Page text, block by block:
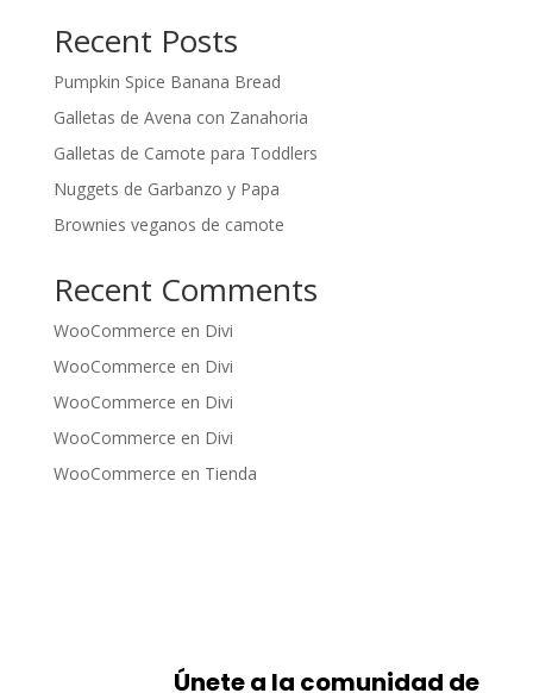
Recent Posts
Pumpkin Spice Banana Bread
Galletas de Avena con Zanahoria
Galletas de Camote para Toddlers
Nuggets de Garbanzo y Papa
Brownies veganos de camote
Recent Comments
WooCommerce en Divi
WooCommerce en Divi
WooCommerce en Divi
WooCommerce en Divi
WooCommerce en Tienda
Únete a la comunidad de